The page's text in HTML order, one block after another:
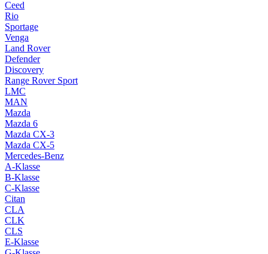
Ceed
Rio
Sportage
Venga
Land Rover
Defender
Discovery
Range Rover Sport
LMC
MAN
Mazda
Mazda 6
Mazda CX-3
Mazda CX-5
Mercedes-Benz
A-Klasse
B-Klasse
C-Klasse
Citan
CLA
CLK
CLS
E-Klasse